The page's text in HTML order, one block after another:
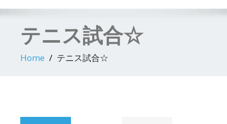
テニス試合☆
Home テニス試合☆